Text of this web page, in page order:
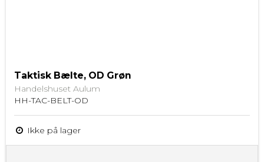
Taktisk Bælte, OD Grøn
Handelshuset Aulum
HH-TAC-BELT-OD
Ikke på lager